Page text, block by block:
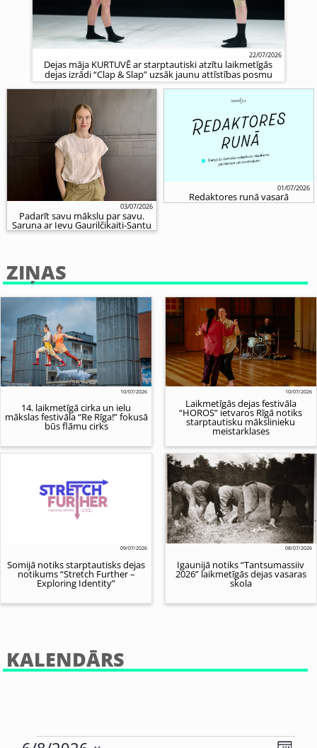
22/07/2026
Dejas māja KURTUVĒ ar starptautiski atzītu laikmetīgās
dejas izrādi “Clap & Slap” uzsāk jaunu attīstības posmu
03/07/2026
Padarīt savu mākslu par savu.
Saruna ar Ievu Gaurilčikaiti-Santu
01/07/2026
Redaktores runā vasarā
ZIŅAS
10/07/2026
14. laikmetīgā cirka un ielu
mākslas festivāla “Re Rīga!” fokusā
būs flāmu cirks
10/07/2026
Laikmetīgās dejas festivāla
“HOROS” ietvaros Rīgā notiks
starptautisku mākslinieku
meistarklases
09/07/2026
Somijā notiks starptautisks dejas
notikums “Stretch Further –
Exploring Identity”
08/07/2026
Igaunijā notiks “Tantsumassiiv
2026” laikmetīgās dejas vasaras
skola
KALENDĀRS